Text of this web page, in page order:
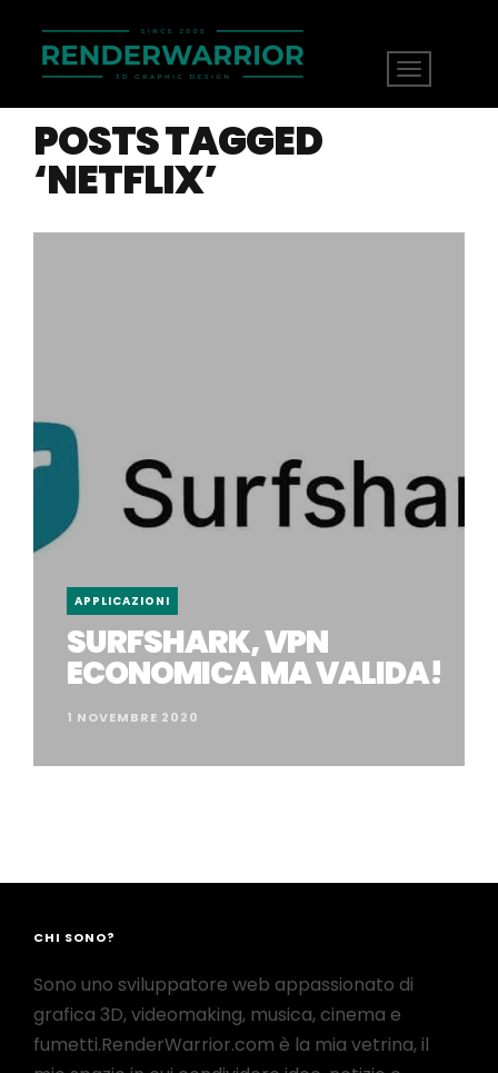
POSTS TAGGED
‘NETFLIX’
APPLICAZIONI
SURFSHARK, VPN
ECONOMICA MA VALIDA!
1 NOVEMBRE 2020
CHI SONO?
Sono uno sviluppatore web appassionato di
grafica 3D, videomaking, musica, cinema e
fumetti.RenderWarrior.com è la mia vetrina, il